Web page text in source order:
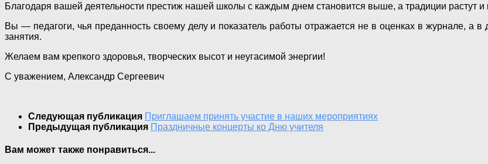
Благодаря вашей деятельности престиж нашей школы с каждым днем становится выше, а традиции растут и
Вы — педагоги, чья преданность своему делу и показатель работы отражается не в оценках в журнале, а
занятия.
Желаем вам крепкого здоровья, творческих высот и неугасимой энергии!
С уважением, Александр Сергеевич
Следующая публикация Приглашаем принять участие в наших мероприятиях
Предыдущая публикация Праздничные концерты ко Дню учителя
Вам может также понравиться...